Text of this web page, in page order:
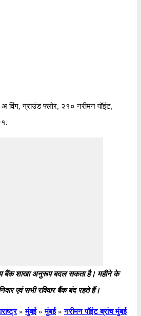
अ विंग, ग्राउंड फ्लोर, २१० नरीमन पॉइंट,
बैंक शाखा अनुरूप बदल सकता है। महीने के
एवं सभी रविवार बैंक बंद रहते हैं।
» मुंबई » मुंबई » नरीमन पॉइंट ब्रांच मुंबई